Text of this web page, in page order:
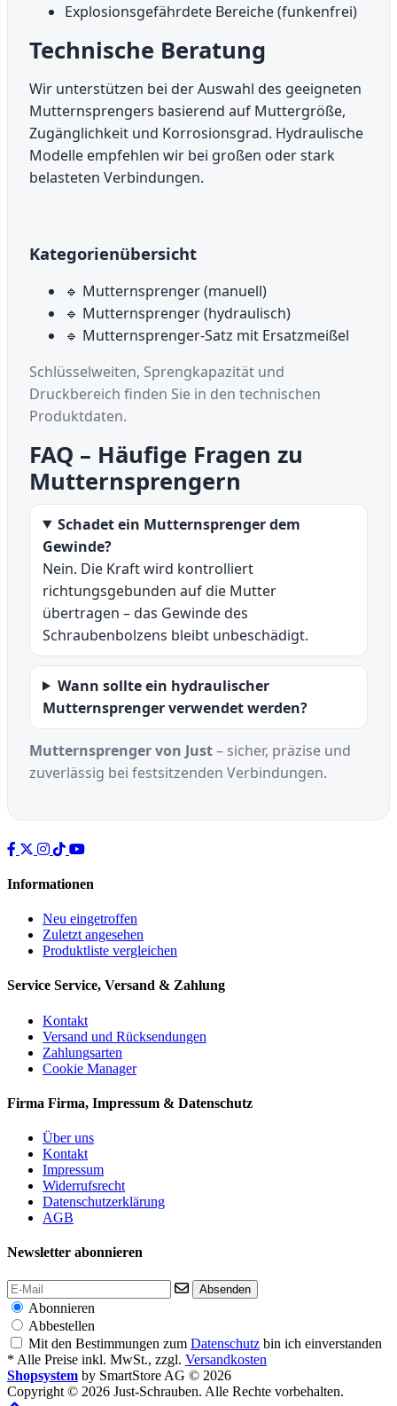
Explosionsgefährdete Bereiche (funkenfrei)
Technische Beratung
Wir unterstützen bei der Auswahl des geeigneten
Mutternsprengers basierend auf Muttergröße,
Zugänglichkeit und Korrosionsgrad. Hydraulische
Modelle empfehlen wir bei großen oder stark
belasteten Verbindungen.
Kategorienübersicht
🔹 Mutternsprenger (manuell)
🔹 Mutternsprenger (hydraulisch)
🔹 Mutternsprenger-Satz mit Ersatzmeißel
Schlüsselweiten, Sprengkapazität und
Druckbereich finden Sie in den technischen
Produktdaten.
FAQ – Häufige Fragen zu
Mutternsprengern
Schadet ein Mutternsprenger dem
Gewinde?
Nein. Die Kraft wird kontrolliert
richtungsgebunden auf die Mutter
übertragen – das Gewinde des
Schraubenbolzens bleibt unbeschädigt.
Wann sollte ein hydraulischer
Mutternsprenger verwendet werden?
Mutternsprenger von Just– sicher, präzise und
zuverlässig bei festsitzenden Verbindungen.
Informationen
Neu eingetroffen
Zuletzt angesehen
Produktliste vergleichen
Service Service, Versand & Zahlung
Kontakt
Versand und Rücksendungen
Zahlungsarten
Cookie Manager
Firma Firma, Impressum & Datenschutz
Über uns
Kontakt
Impressum
Widerrufsrecht
Datenschutzerklärung
AGB
Newsletter abonnieren
Absenden
Abonnieren
Abbestellen
Mit den Bestimmungen zum Datenschutz bin ich einverstanden
* Alle Preise inkl. MwSt., zzgl. Versandkosten
Shopsystem by SmartStore AG © 2026
Copyright © 2026 Just-Schrauben. Alle Rechte vorbehalten.